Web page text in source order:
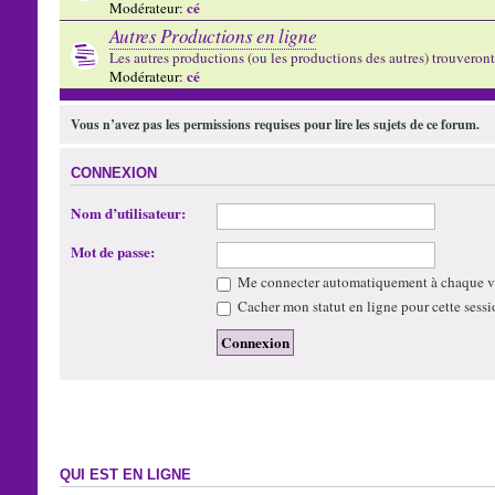
Modérateur: cé
Autres Productions en ligne
Les autres productions (ou les productions des autres)
Modérateur: cé
Vous n’avez pas les permissions requises pour lire les sujets de ce forum.
CONNEXION
Nom d’utilisateur:
Mot de passe:
Me connecter automatiquement à chaque
Cacher mon statut en ligne pour cette
QUI EST EN LIGNE